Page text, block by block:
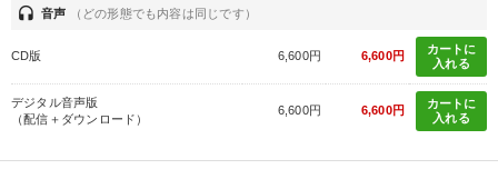
headset 音声 （どの形態でも内容は同じです）
CD版 6,600円 6,600円
カートに
入れる
デジタル音声版
（配信＋ダウンロード）
6,600円 6,600円
カートに
入れる